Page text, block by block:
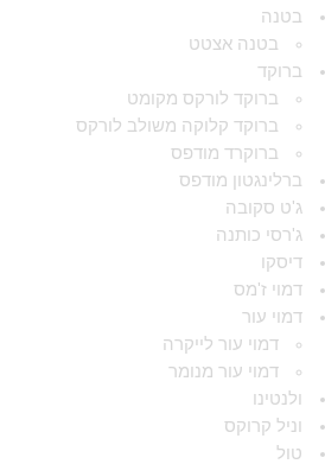
בטנה
בטנה אצטט
ברוקד
ברוקד לורקס מקומט
ברוקד קלוקה משולב לורקס
ברוקרד מודפס
ברלינגטון מודפס
ג'ט סקובה
ג'רסי כותנה
דיסקו
דמוי ז'מס
דמוי עור
דמוי עור לייקרה
דמוי עור מנומר
ולנטינו
וניל קרוקס
טול